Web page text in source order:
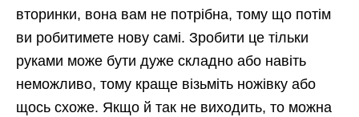
вторинки, вона вам не потрібна, тому що потім
ви робитимете нову самі. Зробити це тільки
руками може бути дуже складно або навіть
неможливо, тому краще візьміть ножівку або
щось схоже. Якщо й так не виходить, то можна